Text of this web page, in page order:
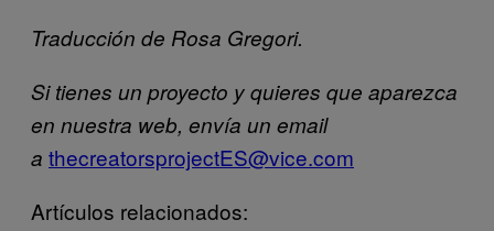
Traducción de Rosa Gregori.
Si tienes un proyecto y quieres que aparezca
en nuestra web, envía un email
a thecreatorsprojectES@vice.com
Artículos relacionados: